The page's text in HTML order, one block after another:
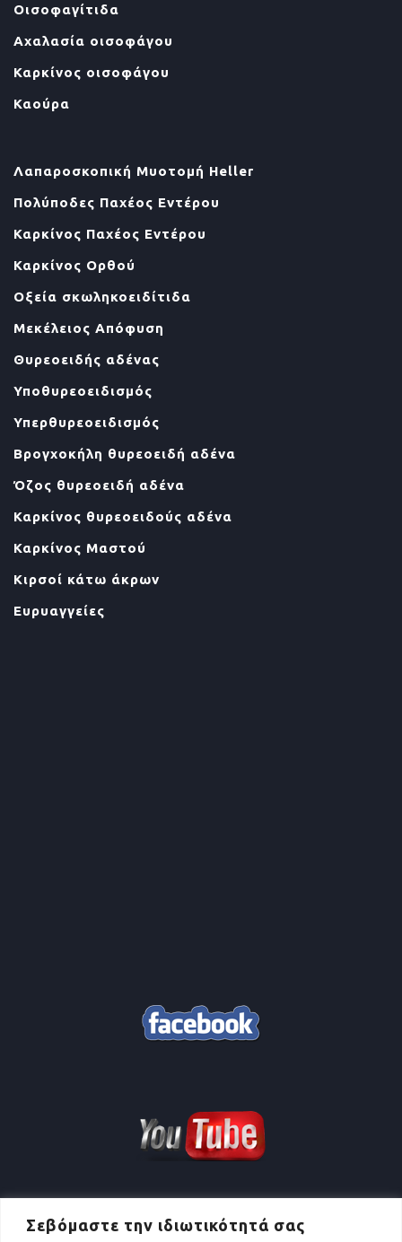
Σεβόμαστε την ιδιωτικότητά σας
Οισοφαγίτιδα
Αχαλασία οισοφάγου
Καρκίνος οισοφάγου
Καούρα
Λαπαροσκοπική Μυοτομή Heller
Πολύποδες Παχέος Εντέρου
Καρκίνος Παχέος Εντέρου
Καρκίνος Ορθού
Οξεία σκωληκοειδίτιδα
Μεκέλειος Απόφυση
Θυρεοειδής αδένας
Υποθυρεοειδισμός
Υπερθυρεοειδισμός
Βρογχοκήλη θυρεοειδή αδένα
Όζος θυρεοειδή αδένα
Καρκίνος θυρεοειδούς αδένα
Καρκίνος Μαστού
Κιρσοί κάτω άκρων
Ευρυαγγείες